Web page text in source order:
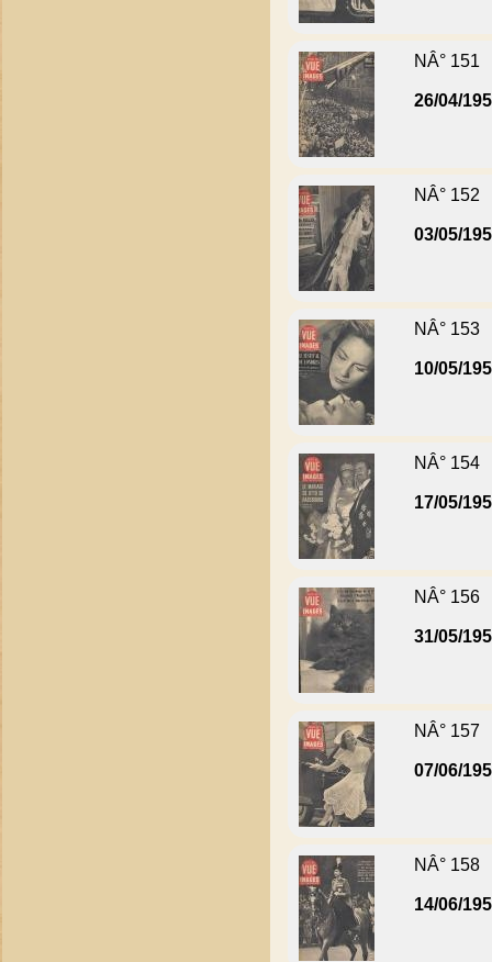
NÂ° 151
26/04/
NÂ° 152
03/05/
NÂ° 153
10/05/
NÂ° 154
17/05/
NÂ° 156
31/05/
NÂ° 157
07/06/
NÂ° 158
14/06/